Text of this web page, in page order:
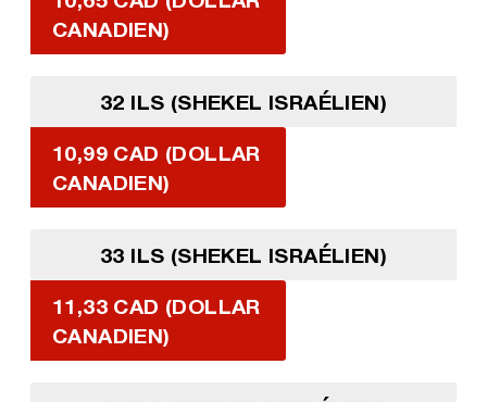
CANADIEN)
32 ILS (SHEKEL ISRAÉLIEN)
10,99 CAD (DOLLAR
CANADIEN)
33 ILS (SHEKEL ISRAÉLIEN)
11,33 CAD (DOLLAR
CANADIEN)